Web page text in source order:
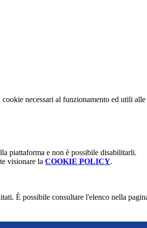
necessari al funzionamento ed utili
piattaforma e non è possibile disabilitarli.
visionare la COOKIE POLICY.
È possibile consultare l'elenco nella